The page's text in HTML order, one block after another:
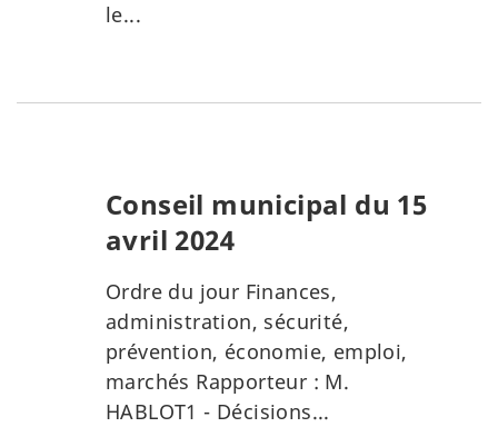
le...
Conseil municipal du 15
avril 2024
Ordre du jour Finances,
administration, sécurité,
prévention, économie, emploi,
marchés Rapporteur : M.
HABLOT1 - Décisions...